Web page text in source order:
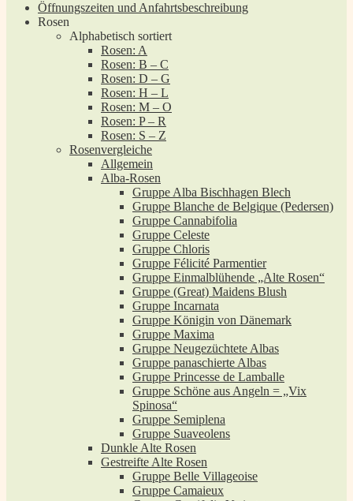
Öffnungszeiten und Anfahrtsbeschreibung
Rosen
Alphabetisch sortiert
Rosen: A
Rosen: B – C
Rosen: D – G
Rosen: H – L
Rosen: M – O
Rosen: P – R
Rosen: S – Z
Rosenvergleiche
Allgemein
Alba-Rosen
Gruppe Alba Bischhagen Blech
Gruppe Blanche de Belgique (Pedersen)
Gruppe Cannabifolia
Gruppe Celeste
Gruppe Chloris
Gruppe Félicité Parmentier
Gruppe Einmalblühende „Alte Rosen“
Gruppe (Great) Maidens Blush
Gruppe Incarnata
Gruppe Königin von Dänemark
Gruppe Maxima
Gruppe Neugezüchtete Albas
Gruppe panaschierte Albas
Gruppe Princesse de Lamballe
Gruppe Schöne aus Angeln = „Vix
Spinosa“
Gruppe Semiplena
Gruppe Suaveolens
Dunkle Alte Rosen
Gestreifte Alte Rosen
Gruppe Belle Villageoise
Gruppe Camaieux